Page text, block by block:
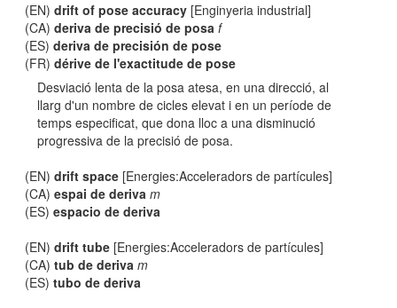
(EN)drift of pose accuracy [Enginyeria industrial]
(CA)deriva de precisió de posa f
(ES)deriva de precisión de pose
(FR)dérive de l'exactitude de pose
Desviació lenta de la posa atesa, en una direcció, al
llarg d'un nombre de cicles elevat i en un període de
temps especificat, que dona lloc a una disminució
progressiva de la precisió de posa.
(EN)drift space [Energies:Acceleradors de partícules]
(CA)espai de deriva m
(ES)espacio de deriva
(EN)drift tube [Energies:Acceleradors de partícules]
(CA)tub de deriva m
(ES)tubo de deriva